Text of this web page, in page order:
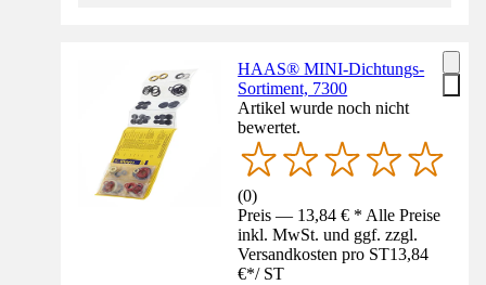
HAAS® MINI-Dichtungs-
Sortiment, 7300
Artikel wurde noch nicht
bewertet.
(0)
Preis — 13,84 € * Alle Preise
inkl. MwSt. und ggf. zzgl.
Versandkosten pro ST13,84
€*/ ST